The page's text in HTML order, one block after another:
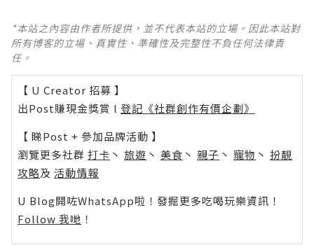
*本站之內容由作者所提供，並不代表本站的立場。因此本站對
所有博客的立場、真實性、準確性及完整性不負任何法律責
任。
【 U Creator 招募 】
出Post賺現金獎賞 l 登記《社群創作有價企劃》
【 睇Post + 參加品牌活動 】
瀏覽更多社群 打卡 丶 旅遊 丶 美食 丶 親子 丶 寵物 丶 扮靚
攻略及 活動情報
U Blog開咗WhatsApp啦！發掘更多吃喝玩樂資訊！
Follow 我哋 ！